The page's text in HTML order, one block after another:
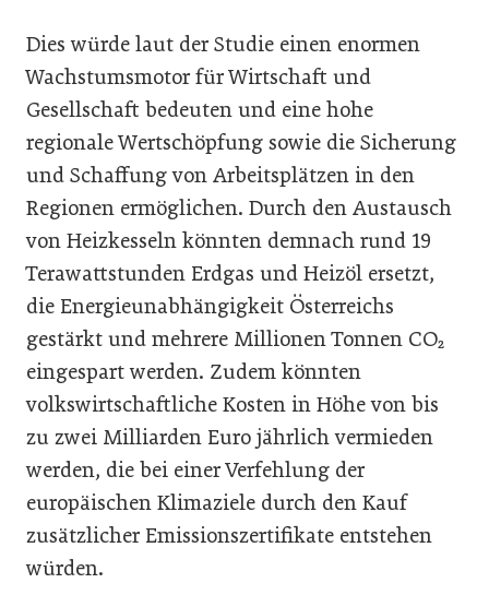
Dies würde laut der Studie einen enormen
Wachstumsmotor für Wirtschaft und
Gesellschaft bedeuten und eine hohe
regionale Wertschöpfung sowie die Sicherung
und Schaffung von Arbeitsplätzen in den
Regionen ermöglichen. Durch den Austausch
von Heizkesseln könnten demnach rund 19
Terawattstunden Erdgas und Heizöl ersetzt,
die Energieunabhängigkeit Österreichs
gestärkt und mehrere Millionen Tonnen CO₂
eingespart werden. Zudem könnten
volkswirtschaftliche Kosten in Höhe von bis
zu zwei Milliarden Euro jährlich vermieden
werden, die bei einer Verfehlung der
europäischen Klimaziele durch den Kauf
zusätzlicher Emissionszertifikate entstehen
würden.